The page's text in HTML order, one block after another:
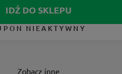
IDŹ DO SKLEPU
NIEAKTYWNY
Zobacz inne